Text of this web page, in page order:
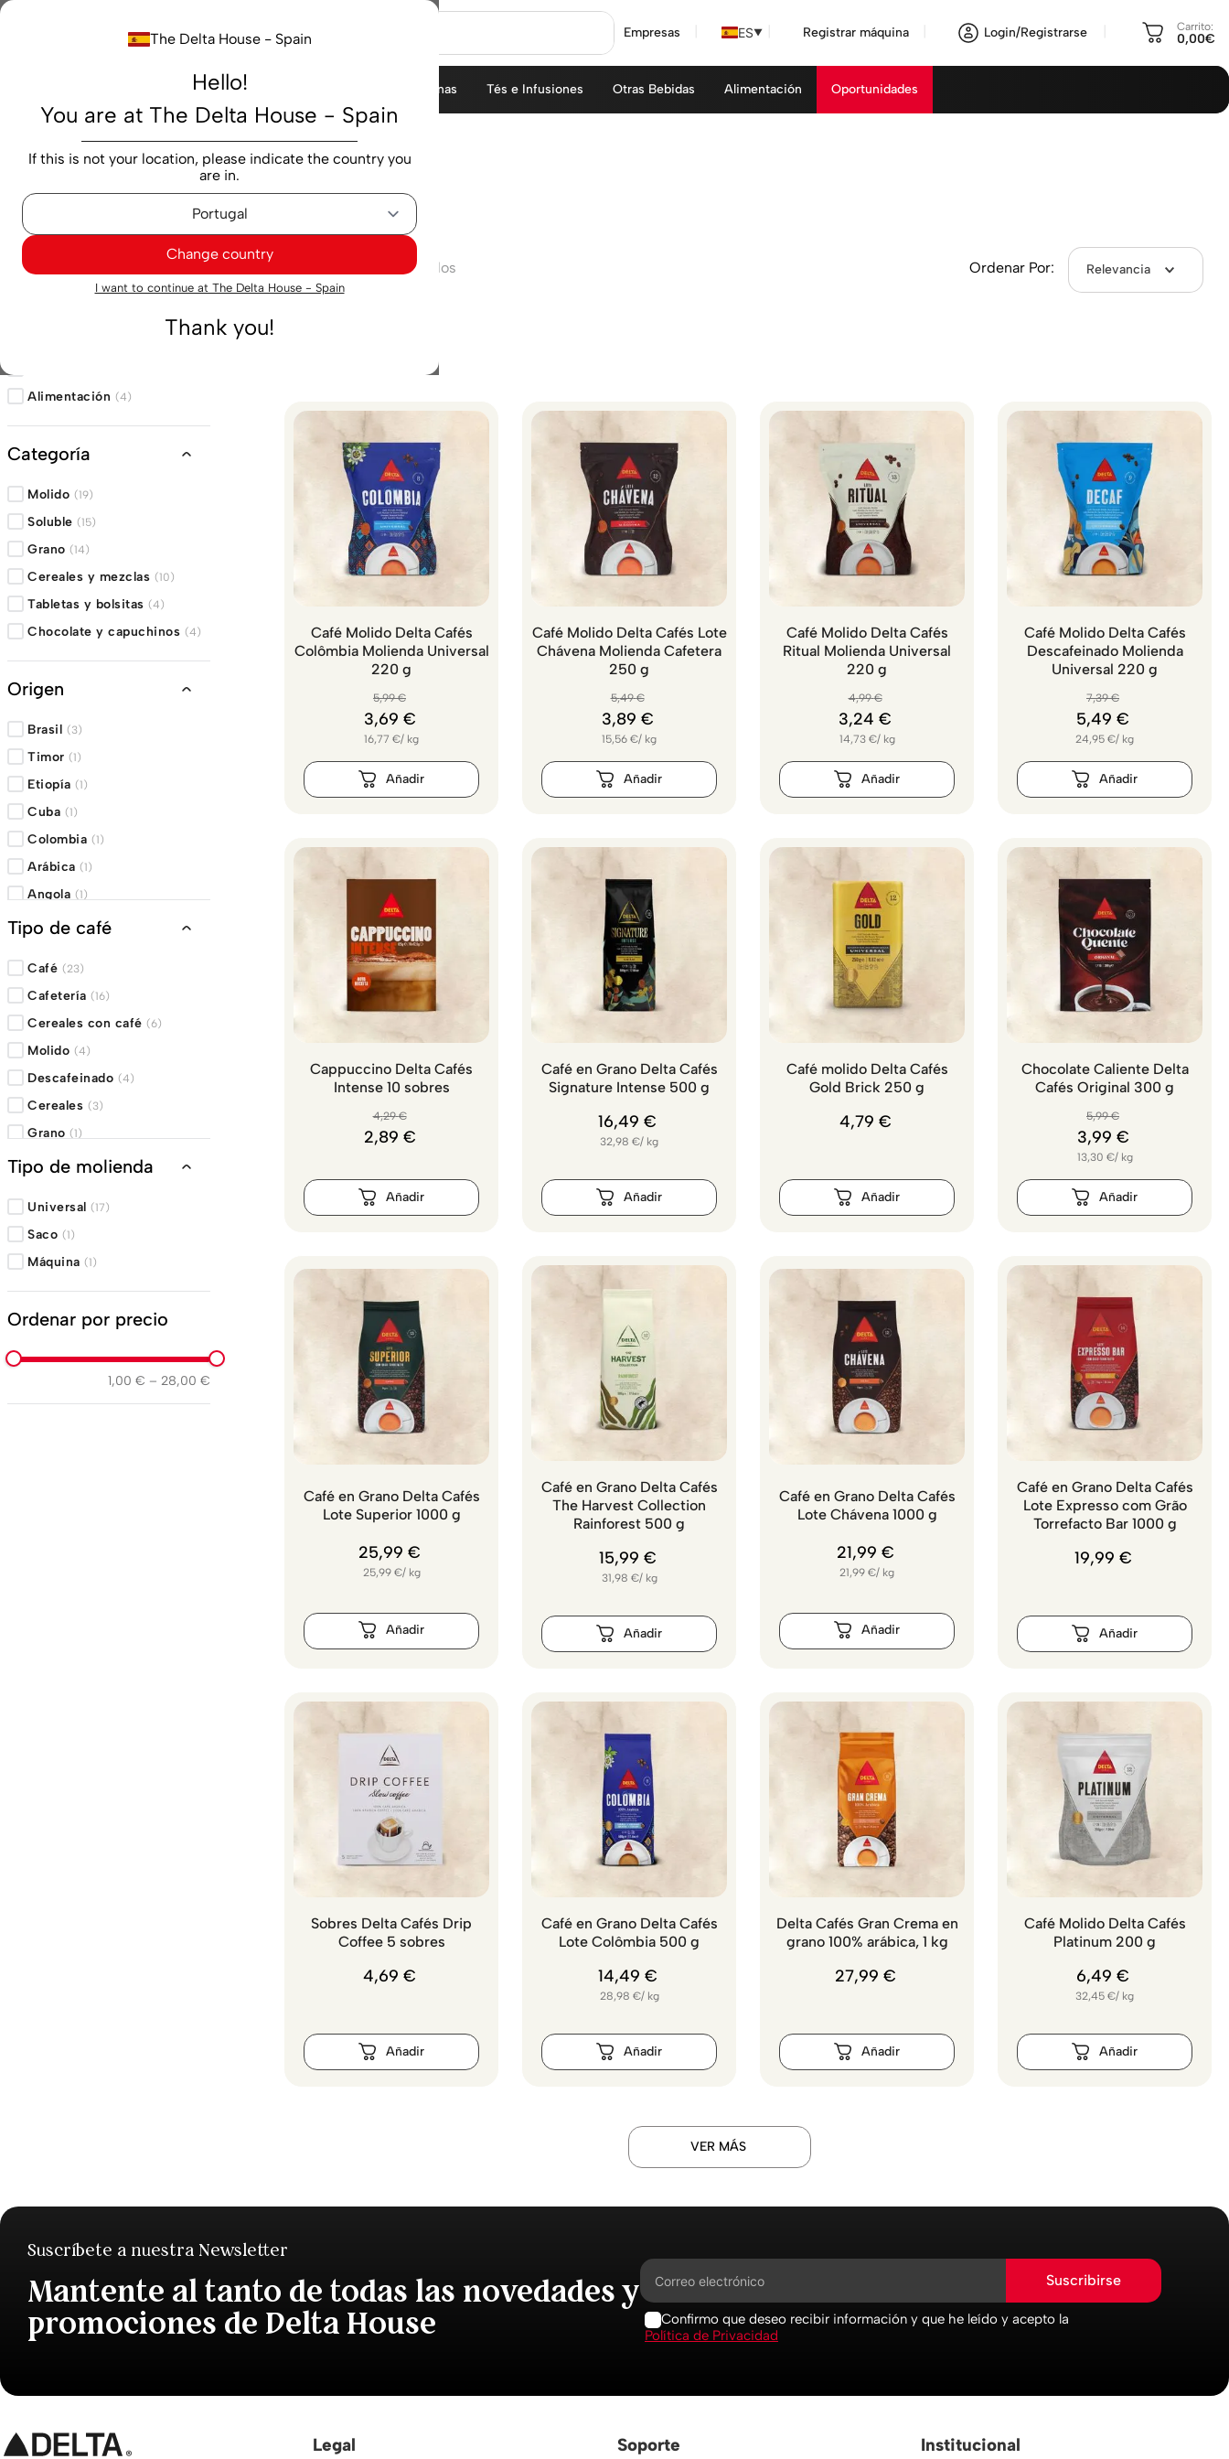
The Delta House - Spain
Hello!
You are at The Delta House - Spain
If this is not your location, please indicate the country you
are in.
Change country
I want to continue at The Delta House - Spain
Thank you!
Empresas ES▼ Registrar máquina Login/Registrarse Carrito:
0,00€
Marcas Máquinas Tés e Infusiones Otras Bebidas Alimentación Oportunidades
Delta Cafés
Delta Cafés
Filtros
Alimentación (4)
Categoría
Molido ( 19)
Soluble ( 15)
Grano ( 14)
Cereales y mezclas ( 10)
Tabletas y bolsitas (4)
Chocolate y capuchinos (4)
Origen
Brasil ( 3)
Timor ( 1)
Etiopía ( 1)
Cuba ( 1)
Colombia ( 1)
Arábica ( 1)
Angola ( 1)
Tipo de café
Café (23)
Cafetería ( 16)
Cereales con café (6)
Molido (4)
Descafeinado (4)
Cereales ( 3)
Grano ( 1)
Café orgánico (1)
Tipo de molienda
Universal ( 17)
Saco ( 1)
Máquina ( 1)
Ordenar por precio
1,00 € – 28,00 €
Resultados encontrados Ordenar Por: Relevancia
Café Molido Delta Cafés
Colômbia Molienda Universal
220 g
5,99 €
3,69 €
16,77 €/ kg
Café Molido Delta Cafés Lote
Chávena Molienda Cafetera
250 g
5,49 €
3,89 €
15,56 €/ kg
Café Molido Delta Cafés
Ritual Molienda Universal
220 g
4,99 €
3,24 €
14,73 €/ kg
Café Molido Delta Cafés
Descafeinado Molienda
Universal 220 g
7,39 €
5,49 €
24,95 €/ kg
Cappuccino Delta Cafés
Intense 10 sobres
4,29 €
2,89 €
Café en Grano Delta Cafés
Signature Intense 500 g
16,49 €
32,98 €/ kg
Café molido Delta Cafés
Gold Brick 250 g
4,79 €
Chocolate Caliente Delta
Cafés Original 300 g
5,99 €
3,99 €
13,30 €/ kg
Café en Grano Delta Cafés
Lote Superior 1000 g
25,99 €
25,99 €/ kg
Café en Grano Delta Cafés
The Harvest Collection
Rainforest 500 g
15,99 €
31,98 €/ kg
Café en Grano Delta Cafés
Lote Chávena 1000 g
21,99 €
21,99 €/ kg
Café en Grano Delta Cafés
Lote Expresso com Grão
Torrefacto Bar 1000 g
19,99 €
Sobres Delta Cafés Drip
Coffee 5 sobres
4,69 €
Café en Grano Delta Cafés
Lote Colômbia 500 g
14,49 €
28,98 €/ kg
Delta Cafés Gran Crema en
grano 100% arábica, 1 kg
27,99 €
Café Molido Delta Cafés
Platinum 200 g
6,49 €
32,45 €/ kg
VER MÁS
Suscríbete a nuestra Newsletter
Mantente al tanto de todas las novedades y
promociones de Delta House
Suscribirse
Confirmo que deseo recibir información y que he leído y acepto la
Política de Privacidad
Legal Soporte Institucional